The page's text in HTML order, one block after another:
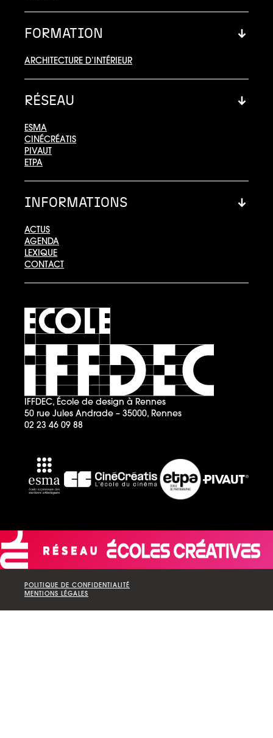
FORMATION
ARCHITECTURE D’INTÉRIEUR
RÉSEAU
ESMA
CINÉCRÉATIS
PIVAUT
ETPA
INFORMATIONS
ACTUS
AGENDA
LEXIQUE
CONTACT
IFFDEC, École de design à Rennes
50 rue Jules Andrade – 35000, Rennes
02 23 46 09 88
POLITIQUE DE CONFIDENTIALITÉ
MENTIONS LÉGALES